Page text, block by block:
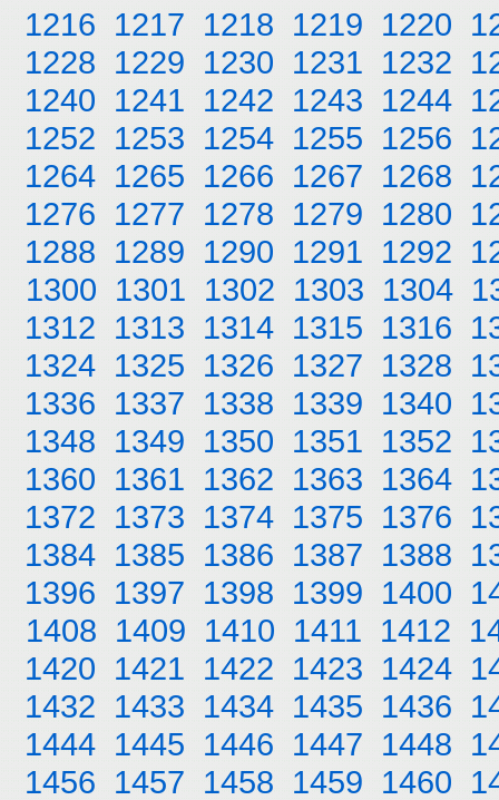
1216 1217 1218 1219 1220
1228 1229 1230 1231 1232
1240 1241 1242 1243 1244
1252 1253 1254 1255 1256
1264 1265 1266 1267 1268
1276 1277 1278 1279 1280
1288 1289 1290 1291 1292
1300 1301 1302 1303 1304
1312 1313 1314 1315 1316
1324 1325 1326 1327 1328
1336 1337 1338 1339 1340
1348 1349 1350 1351 1352
1360 1361 1362 1363 1364
1372 1373 1374 1375 1376
1384 1385 1386 1387 1388
1396 1397 1398 1399 1400
1408 1409 1410 1411 1412
1420 1421 1422 1423 1424
1432 1433 1434 1435 1436
1444 1445 1446 1447 1448
1456 1457 1458 1459 1460